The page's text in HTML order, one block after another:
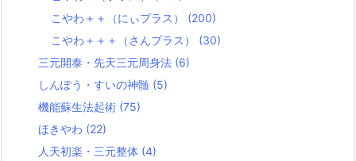
こやわ＋＋（にぃプラス） (200)
こやわ＋＋＋（さんプラス） (30)
三元開泰・先天三元周身法 (6)
しんぽう・すいの神髄 (5)
機能蘇生法起術 (75)
ほきやわ (22)
人天初楽・三元整体 (4)